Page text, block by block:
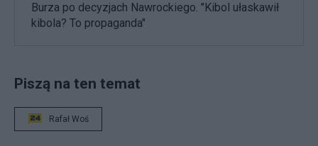
Burza po decyzjach Nawrockiego. "Kibol ułaskawił
kibola? To propaganda"
Piszą na ten temat
Rafał Woś